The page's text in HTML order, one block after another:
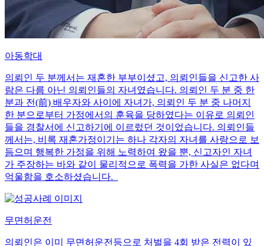
아동학대
의뢰인 두 분께서는 재혼한 부부이셨고, 의뢰인들을 신고한 사
람은 다름 아닌 의뢰인들의 자녀였습니다. 의뢰인 두 분 중 한
분과 전(前) 배우자와 사이에 자녀가, 의뢰인 두 분 중 나머지
한 분으로부터 가정에서의 훈육을 당하였다는 이유로 의뢰인
들을 경찰서에 신고하기에 이르렀던 것이었습니다. 의뢰인들
께서는, 비록 재혼가정이기는 하나 각자의 자녀를 사랑으로 보
듬으며 행복한 가정을 위해 노력하여 왔을 뿐, 신고자인 자녀
가 주장하는 바와 같이 물리적으로 폭력을 가한 사실은 없다며
억울함을 호소하셨습니다.
무면허운전
의뢰인은 이미 무면허운전등으로 처벌을 4회 받은 전력이 있